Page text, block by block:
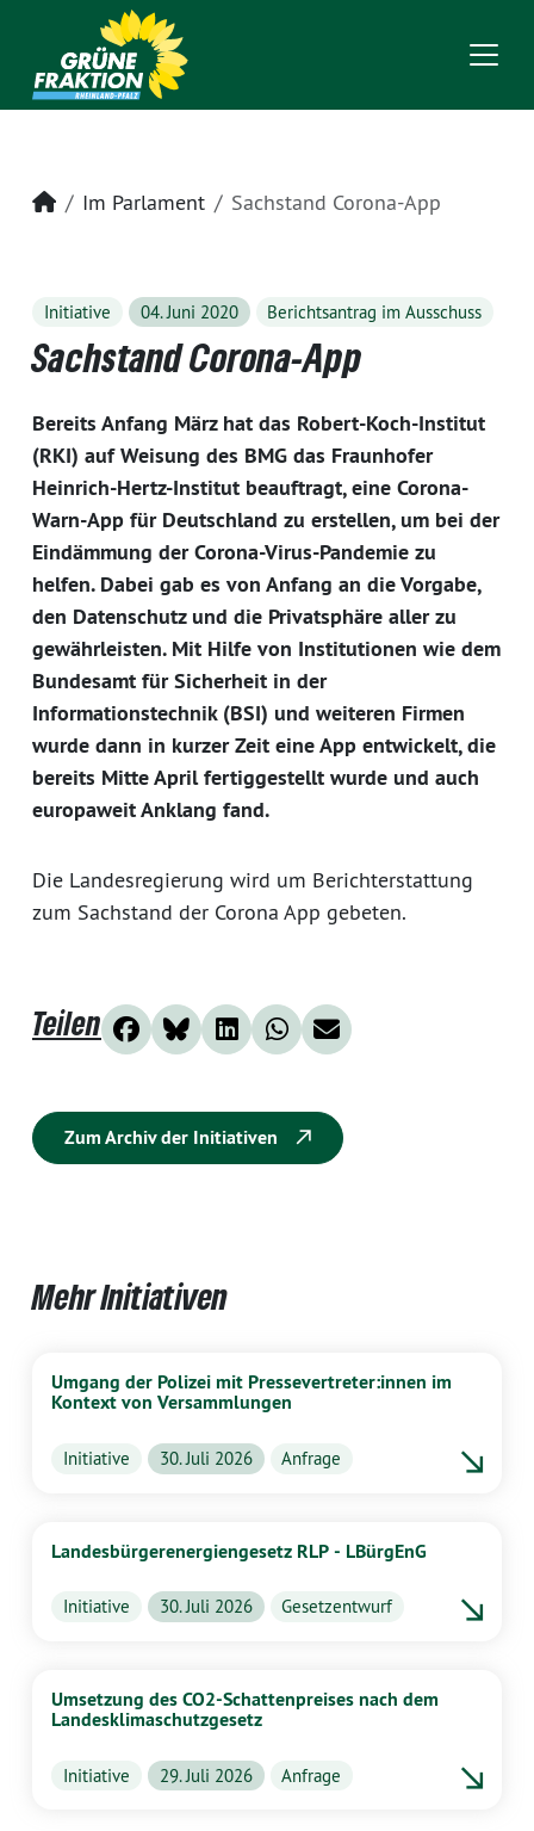
Startseite
Im Parlament Sachstand Corona-App
Initiative 04. Juni 2020 Berichtsantrag im Ausschuss
Sachstand Corona-App
Bereits Anfang März hat das Robert-Koch-Institut
(RKI) auf Weisung des BMG das Fraunhofer
Heinrich-Hertz-Institut beauftragt, eine Corona-
Warn-App für Deutschland zu erstellen, um bei der
Eindämmung der Corona-Virus-Pandemie zu
helfen. Dabei gab es von Anfang an die Vorgabe,
den Datenschutz und die Privatsphäre aller zu
gewährleisten. Mit Hilfe von Institutionen wie dem
Bundesamt für Sicherheit in der
Informationstechnik (BSI) und weiteren Firmen
wurde dann in kurzer Zeit eine App entwickelt, die
bereits Mitte April fertiggestellt wurde und auch
europaweit Anklang fand.
Die Landesregierung wird um Berichterstattung
zum Sachstand der Corona App gebeten.
Teilen
Zum Archiv der Initiativen
Mehr Initiativen
Umgang der Polizei mit Pressevertreter:innen im
Kontext von Versammlungen
Initiative 30. Juli 2026 Anfrage
Landesbürgerenergiengesetz RLP - LBürgEnG
Initiative 30. Juli 2026 Gesetzentwurf
Umsetzung des CO2-Schattenpreises nach dem
Landesklimaschutzgesetz
Initiative 29. Juli 2026 Anfrage